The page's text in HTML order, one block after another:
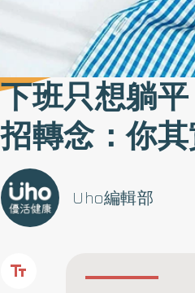
下班只想躺
招轉念：你
Uho編輯部